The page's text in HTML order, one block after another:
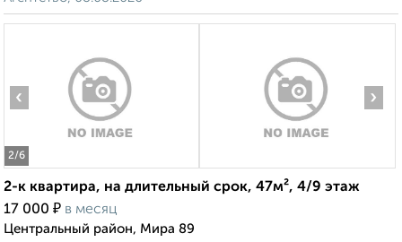
2/6
‹ ›
2-к квартира, на длительный срок, 47м², 4/9 этаж
17 000 ₽ в месяц
Центральный район, Мира 89